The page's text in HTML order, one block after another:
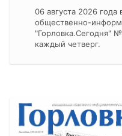
06 августа 2026
общественно-
"Горловка.Сегодня"
каждый четверг.